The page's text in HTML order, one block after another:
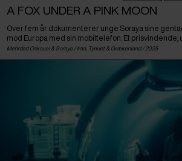
A FOX UNDER A PINK MOON
Over fem år dokumenterer unge Soraya sine
mod Europa med sin mobiltelefon. Et
Mehrdad Oskouei & Soraya / Iran Tyrkiet& Grækenland/ 2025